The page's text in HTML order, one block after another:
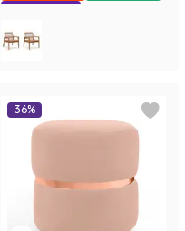
Exclusivo Mobly
36%